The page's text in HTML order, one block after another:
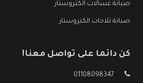
صيانة غسالات الكتروستار
صيانة ثلاجات الكتروستار
كن دائما على تواصل معنا!
01108098347